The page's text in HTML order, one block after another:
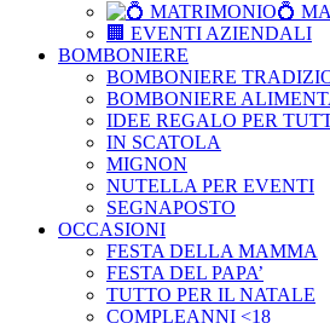
💍
🏢 EVENTI AZIENDALI
BOMBONIERE
BOMBONIERE
BOMBONIERE
IDEE REGALO PER
IN SCATOLA
MIGNON
NUTELLA PER EVENTI
SEGNAPOSTO
OCCASIONI
FESTA DELLA MAMMA
FESTA DEL PAPA’
TUTTO PER IL NATALE
COMPLEANNI <18